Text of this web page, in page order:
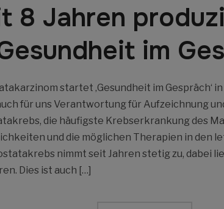
8 Jahren
im
startet ‚Gesundheit im Gespräch‘
für uns Verantwortung für Aufzeichnung
die häufigste Krebserkrankung des
und die möglichen Therapien in den
nimmt seit Jahren stetig zu, dabei
Dies ist auch […]